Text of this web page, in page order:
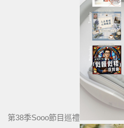
第38季Sooo節目巡禮